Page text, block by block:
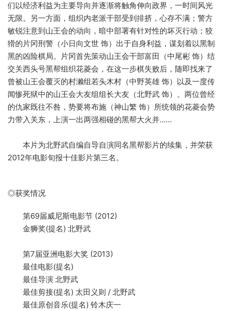
们以经济利益为主要导向并逐渐将触角伸向政界，一时间风光
无限。另一方面，组织内老派干部受到排挤，心存不满；警方
敏锐注意到山王会的动向，暗中部署有针对性的坏灭行动；狡
猾的片冈刑警（小日向文世 饰）出于自身利益，谋划着以黑制
黑的凶险棋局。片冈首先策动山王会干部富田（中尾彬 饰）结
交关西头号黑帮组织花菱会，在这一步棋失败后，随即找来了
曾被山王会覆灭的村濑组若头木村（中野英雄 饰）以及一度传
闻惨死狱中的山王会大友组组长大友（北野武 饰）。两位曾经
的仇家既往不咎，势要将布施（神山繁 饰）所统领的花菱会势
力带入关东，上演一出两强相碰的黑帮大火并……
本片为北野武自编自导自演同名黑帮影片的续集，并荣获
2012年电影旬报十佳影片第三名。
◎获奖情况
第69届威尼斯电影节 (2012)
金狮奖(提名) 北野武
第7届亚洲电影大奖 (2013)
最佳电影(提名)
最佳导演 北野武
最佳剪接(提名) 太田义则 / 北野武
最佳原创音乐(提名) 铃木庆一